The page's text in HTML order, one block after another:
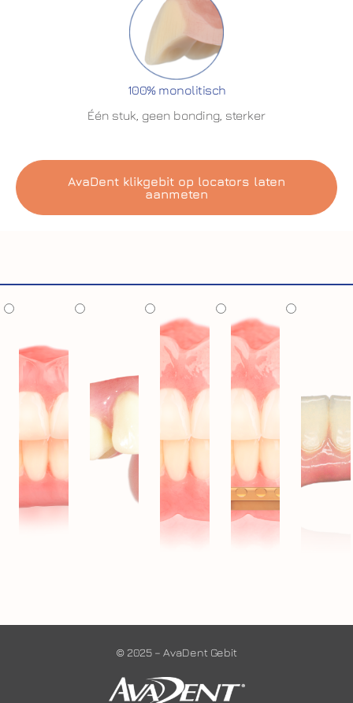
100% monolitisch
Één stuk, geen bonding, sterker
AvaDent klikgebit op locators laten
aanmeten
© 2025 – AvaDent Gebit